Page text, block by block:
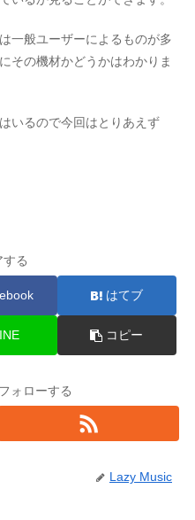
一般ユーザーによるものが多
その機材かどうかはわかりま
いるので今回はとりあえず
する
はてブ
コピー
ォローする
Lazy Music